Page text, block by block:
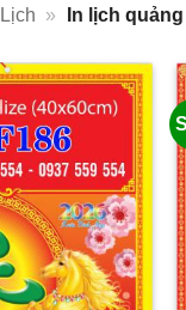
» In lịch